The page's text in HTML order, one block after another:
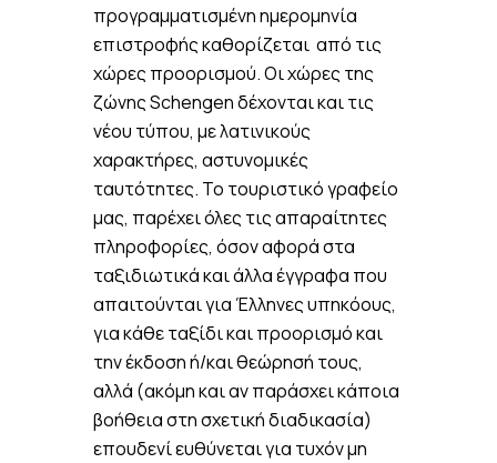
προγραμματισμένη ημερομηνία
επιστροφής καθορίζεται από τις
χώρες προορισμού. Οι χώρες της
ζώνης Schengen δέχονται και τις
νέου τύπου, με λατινικούς
χαρακτήρες, αστυνομικές
ταυτότητες. Το τουριστικό γραφείο
μας, παρέχει όλες τις απαραίτητες
πληροφορίες, όσον αφορά στα
ταξιδιωτικά και άλλα έγγραφα που
απαιτούνται για Έλληνες υπηκόους,
για κάθε ταξίδι και προορισμό και
την έκδοση ή/και θεώρησή τους,
αλλά (ακόμη και αν παράσχει κάποια
βοήθεια στη σχετική διαδικασία)
επουδενί ευθύνεται για τυχόν μη